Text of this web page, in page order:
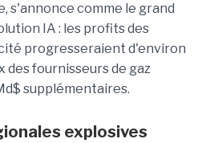
s'annonce comme le grand
IA : les profits des
progresseraient d'environ
des fournisseurs de gaz
supplémentaires.
explosives